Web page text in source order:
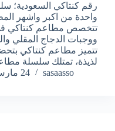
رقم كنتاكي السعودية؛
واحدة من اكبر واشهر
تتخصص مطاعم كنتاكي
ووجبات الدجاج المقلي
تتميز مطاعم كنتاكي
لذيذة، تمتلك سلسلة
sasaasso
24 مارس، 2026